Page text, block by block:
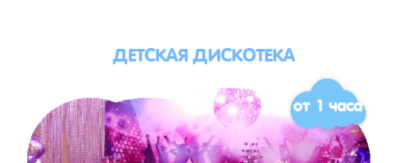
ДЕТСКАЯ ДИСКОТЕКА
от 1 часа